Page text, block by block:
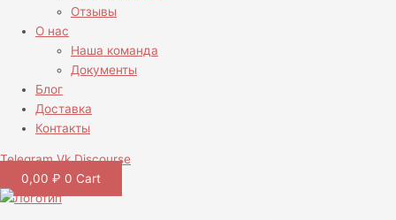
Отзывы
О нас
Наша команда
Документы
Блог
Доставка
Контакты
Telegram Vk Discourse
0,00 ₽ 0 Cart